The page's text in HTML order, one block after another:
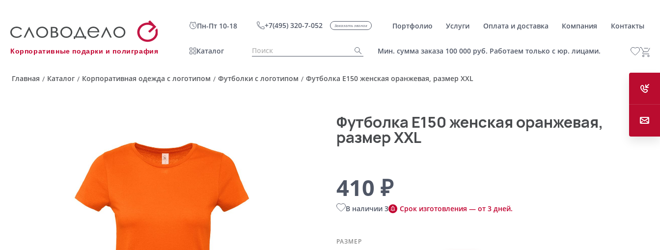
Корпоративные подарки и полиграфия
Пн-Пт 10-18 +7(495) 320-7-052 Заказать звонок Портфолио Услуги Оплата и доставка Компания Контакты
Каталог Мин. сумма заказа 100 000 руб. Работаем только с юр. лицами.
Главная / Каталог / Корпоративная одежда с логотипом / Футболки с логотипом / Футболка E150 женская оранжевая, размер XXL
Футболка E150 женская оранжевая,
размер XXL
410 ₽
В наличии 3 Срок изготовления — от 3 дней.
РАЗМЕР